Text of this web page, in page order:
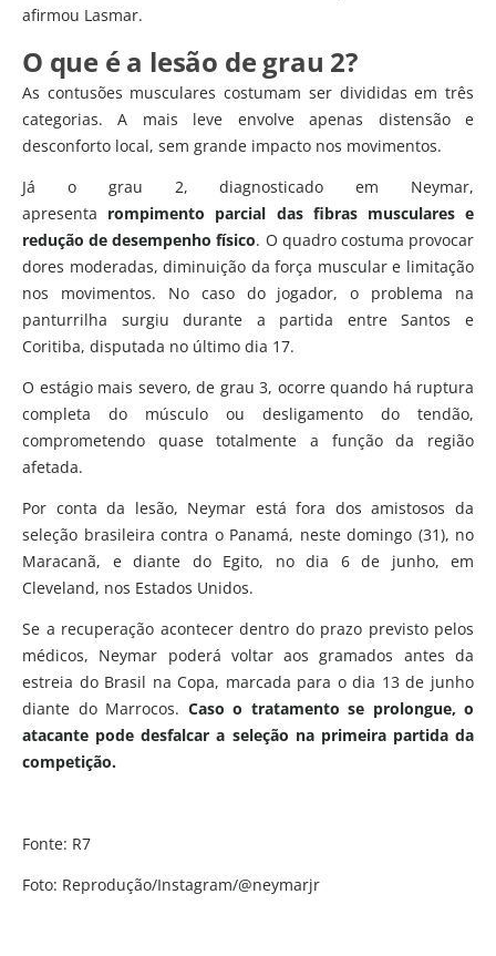
afirmou Lasmar.
O que é a lesão de grau 2?
As contusões musculares costumam ser divididas em três
categorias. A mais leve envolve apenas distensão e
desconforto local, sem grande impacto nos movimentos.
Já o grau 2, diagnosticado em Neymar,
apresenta rompimento parcial das fibras musculares e
redução de desempenho físico. O quadro costuma provocar
dores moderadas, diminuição da força muscular e limitação
nos movimentos. No caso do jogador, o problema na
panturrilha surgiu durante a partida entre Santos e
Coritiba, disputada no último dia 17.
O estágio mais severo, de grau 3, ocorre quando há ruptura
completa do músculo ou desligamento do tendão,
comprometendo quase totalmente a função da região
afetada.
Por conta da lesão, Neymar está fora dos amistosos da
seleção brasileira contra o Panamá, neste domingo (31), no
Maracanã, e diante do Egito, no dia 6 de junho, em
Cleveland, nos Estados Unidos.
Se a recuperação acontecer dentro do prazo previsto pelos
médicos, Neymar poderá voltar aos gramados antes da
estreia do Brasil na Copa, marcada para o dia 13 de junho
diante do Marrocos. Caso o tratamento se prolongue, o
atacante pode desfalcar a seleção na primeira partida da
competição.
Fonte: R7
Foto: Reprodução/Instagram/@neymarjr